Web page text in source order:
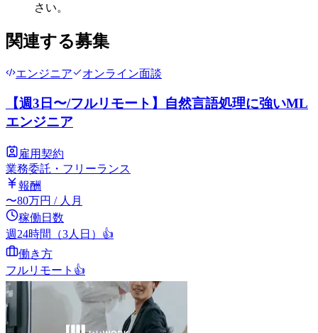
さい。
関連する募集
エンジニア オンライン面談
【週3日〜/フルリモート】自然言語処理に強いML
エンジニア
雇用契約
業務委託・フリーランス
報酬
〜80万円 / 人月
稼働日数
週24時間（3人日） 👍
働き方
フルリモート 👍